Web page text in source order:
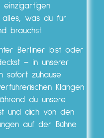
einzigartigen
was du für
brauchst.
Berliner bist oder
– in unserer
sofort zuhause
Klängen
du unsere
und dich von den
auf der Bühne